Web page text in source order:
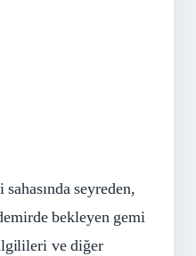
seyreden,
bekleyen gemi
ve diğer